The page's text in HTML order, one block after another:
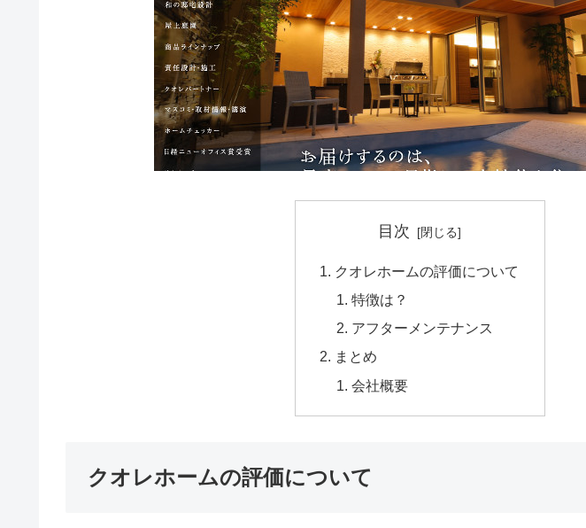
目次
クオレホームの評価について
特徴は？
アフターメンテナンス
まとめ
会社概要
クオレホームの評価について